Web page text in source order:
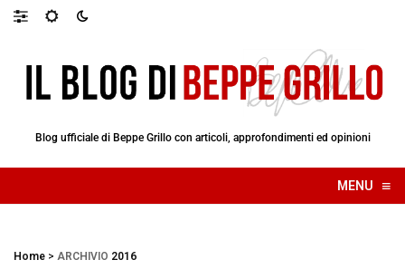
Blog ufficiale di Beppe Grillo con articoli, approfondimenti ed opinioni
MENU ≡
☰
Home > ARCHIVIO 2016